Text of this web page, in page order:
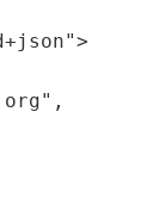
>
,